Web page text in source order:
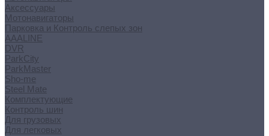
Аксессуары
Мотонавигаторы
Парковка и Контроль слепых зон
AAALINE
DVR
ParkCity
ParkMaster
Sho-me
Steel Mate
Комплектующие
Контроль шин
Для грузовых
Для легковых